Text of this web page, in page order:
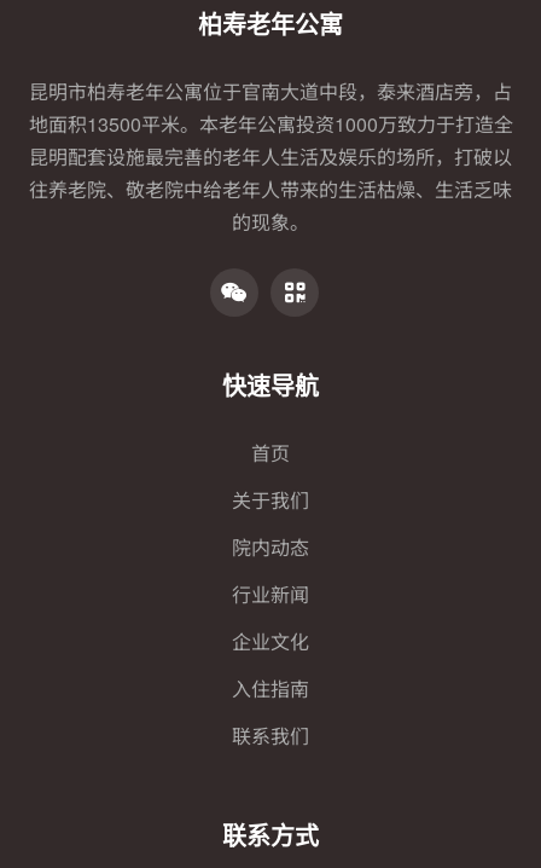
柏寿老年公寓
昆明市柏寿老年公寓位于官南大道中段，泰来酒店旁，占
地面积13500平米。本老年公寓投资1000万致力于打造全
昆明配套设施最完善的老年人生活及娱乐的场所，打破以
往养老院、敬老院中给老年人带来的生活枯燥、生活乏味
的现象。
快速导航
首页
关于我们
院内动态
行业新闻
企业文化
入住指南
联系我们
联系方式